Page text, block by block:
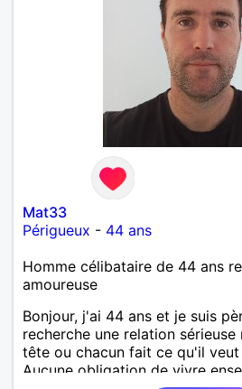
Mat33
Périgueux - 44 ans
Homme célibataire de 44 ans
amoureuse
Bonjour, j'ai 44 ans et je suis
recherche une relation sérieuse
tête ou chacun fait ce qu'il
Aucune obligation de vivre